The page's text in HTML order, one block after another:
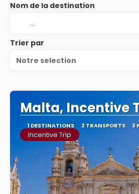
Nom de la destination
Trier par
Notre selection
Malta, Incentive
1 DESTINATIONS 2 TRANSPORTS 3
Incentive Trip